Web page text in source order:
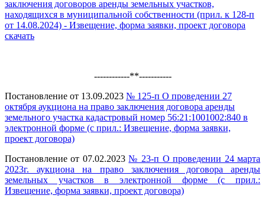
заключения договоров аренды земельных участков,
находящихся в муниципальной собственности (прил. к 128-п
от 14.08.2024) - Извещение, форма заявки, проект договора
скачать
------------**-----------
Постановление от 13.09.2023 № 125-п О проведении 27
октября аукциона на право заключения договора аренды
земельного участка кадастровый номер 56:21:1001002:840 в
электронной форме (с прил.: Извещение, форма заявки,
проект договора)
Постановление от 07.02.2023№ 23-п О проведении 24 марта
2023г. аукциона на право заключения договора аренды
земельных участков в электронной форме (с прил.:
Извещение, форма заявки, проект договора)